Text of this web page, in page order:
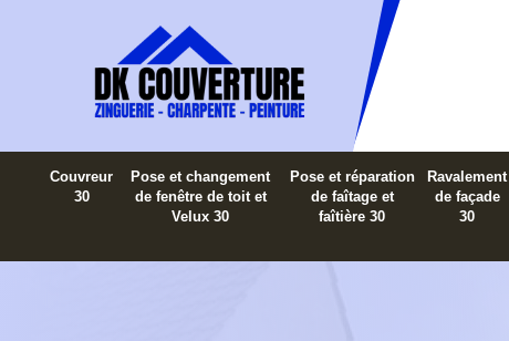
Couvreur
30
Pose et changement
de fenêtre de toit et
Velux 30
Pose et réparation
de faîtage et
faîtière 30
Ravalement
de façade
30